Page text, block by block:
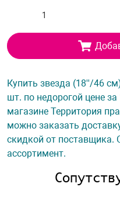
Купить звезда (18''/46
шт. по недорогой цене за
магазине Территория
можно заказать
скидкой от поставщика.
ассортимент.